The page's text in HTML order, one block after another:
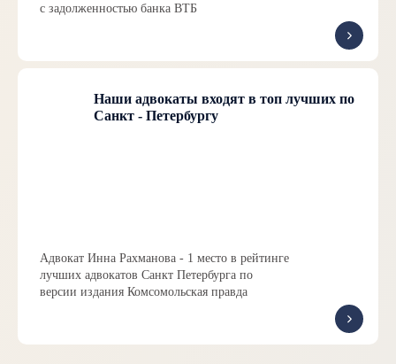
с задолженностью банка ВТБ
Наши адвокаты входят в топ лучших по
Санкт - Петербургу
Адвокат Инна Рахманова - 1 место в рейтинге
лучших адвокатов Санкт Петербурга по
версии издания Комсомольская правда